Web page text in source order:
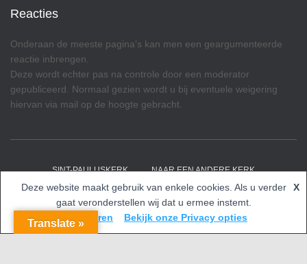
Reacties
Onderaan de meeste pagina’s kan men een geargumenteerde
reactie inbrengen.
Deze wordt echter pas na controle door een moderator
gepubliceerd. Normaal gezien wordt u bij eventuele weigering
hiervan via mail op de hoogte gebracht.
SINT-PAULUSKERK NAAR EEN ANDERE KERK
Hestia | Ontwikkeld door ThemeIsle
Translate »
Deze website maakt gebruik van enkele cookies. Als u verder
gaat veronderstellen wij dat u ermee instemt.
X
Accepteren Bekijk onze Privacy opties